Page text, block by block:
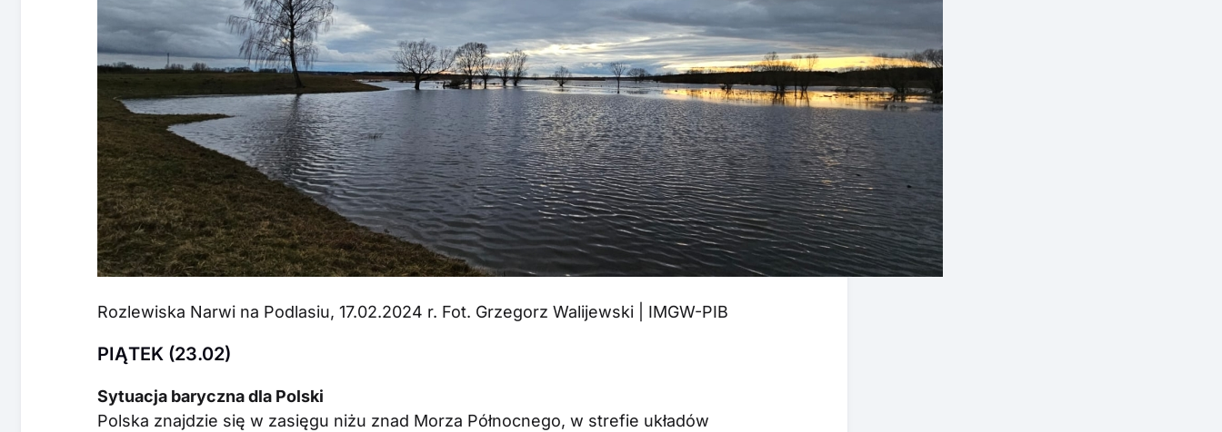
Rozlewiska Narwi na Podlasiu, 17.02.2024 r. Fot. Grzegorz Walijewski | IMGW-PIB
PIĄTEK (23.02)
Sytuacja baryczna dla Polski
Polska znajdzie się w zasięgu niżu znad Morza Północnego, w strefie układów